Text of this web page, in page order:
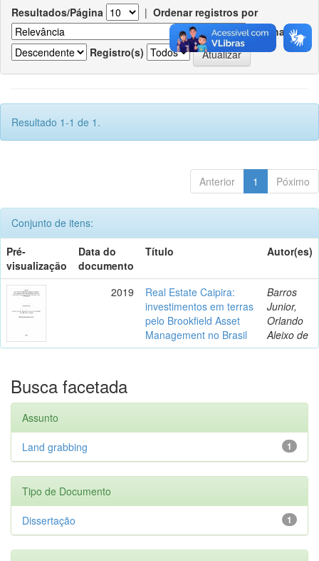
Resultados/Página | Ordenar registros por
Ordenar
Registro(s)
Resultado 1-1 de 1.
Anterior 1 Póximo
Conjunto de itens:
Pré-
visualização
Data do
documento
Título Autor(es)
2019
Real Estate Caipira:
investimentos em terras
pelo Brookfield Asset
Management no Brasil
Barros
Junior,
Orlando
Aleixo de
Busca facetada
Assunto
1
Land grabbing
Tipo de Documento
1
Dissertação